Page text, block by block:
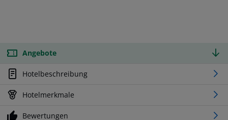
Angebote
Hotelbeschreibung
Hotelmerkmale
Bewertungen